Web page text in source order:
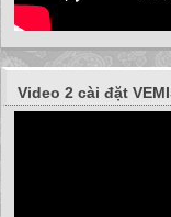
Bài 20. THÊM HÌNH ẢNH
Bài 20. THÊM HÌNH
2. Thay đổi bố trí hình
Video 2 cài đặt